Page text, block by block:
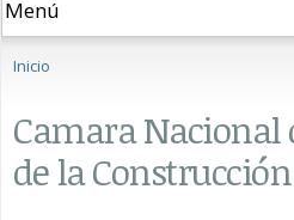
Se encuentra usted
Inicio
Camara
de la Construcción